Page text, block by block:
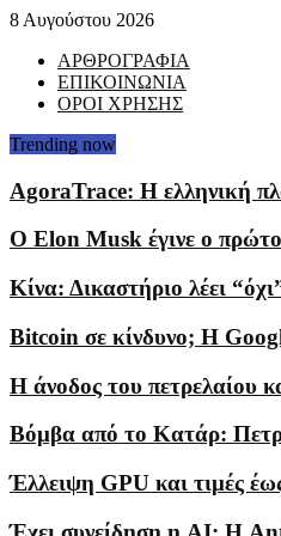
8 Αυγούστου 2026
ΑΡΘΡΟΓΡΑΦΙΑ
ΕΠΙΚΟΙΝΩΝΙΑ
ΟΡΟΙ ΧΡΗΣΗΣ
Trending now
AgoraTrace: Η ελληνική
Ο Elon Musk έγινε ο
Κίνα: Δικαστήριο λέει
Bitcoin σε κίνδυνο; Η
Η άνοδος του πετρελαίου
Βόμβα από το Κατάρ:
Έλλειψη GPU και τιμές